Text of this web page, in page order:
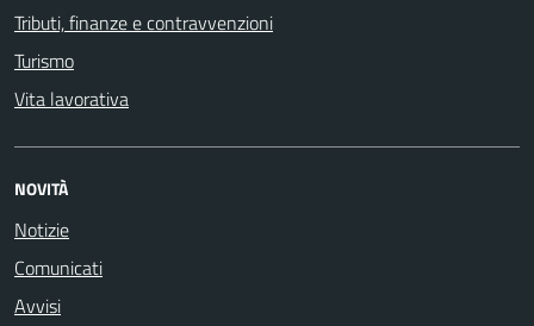
Tributi, finanze e contravvenzioni
Turismo
Vita lavorativa
NOVITÀ
Notizie
Comunicati
Avvisi